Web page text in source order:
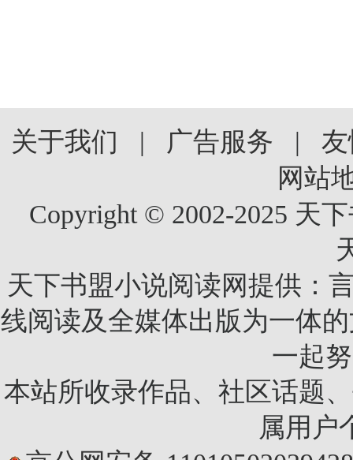
关于我们 | 广告服务 |
网站
Copyright © 2002-2025 天
天下书盟小说阅读网提供：
线阅读及全媒体出版为一体
一起
本站所收录作品、社区话题
属用户